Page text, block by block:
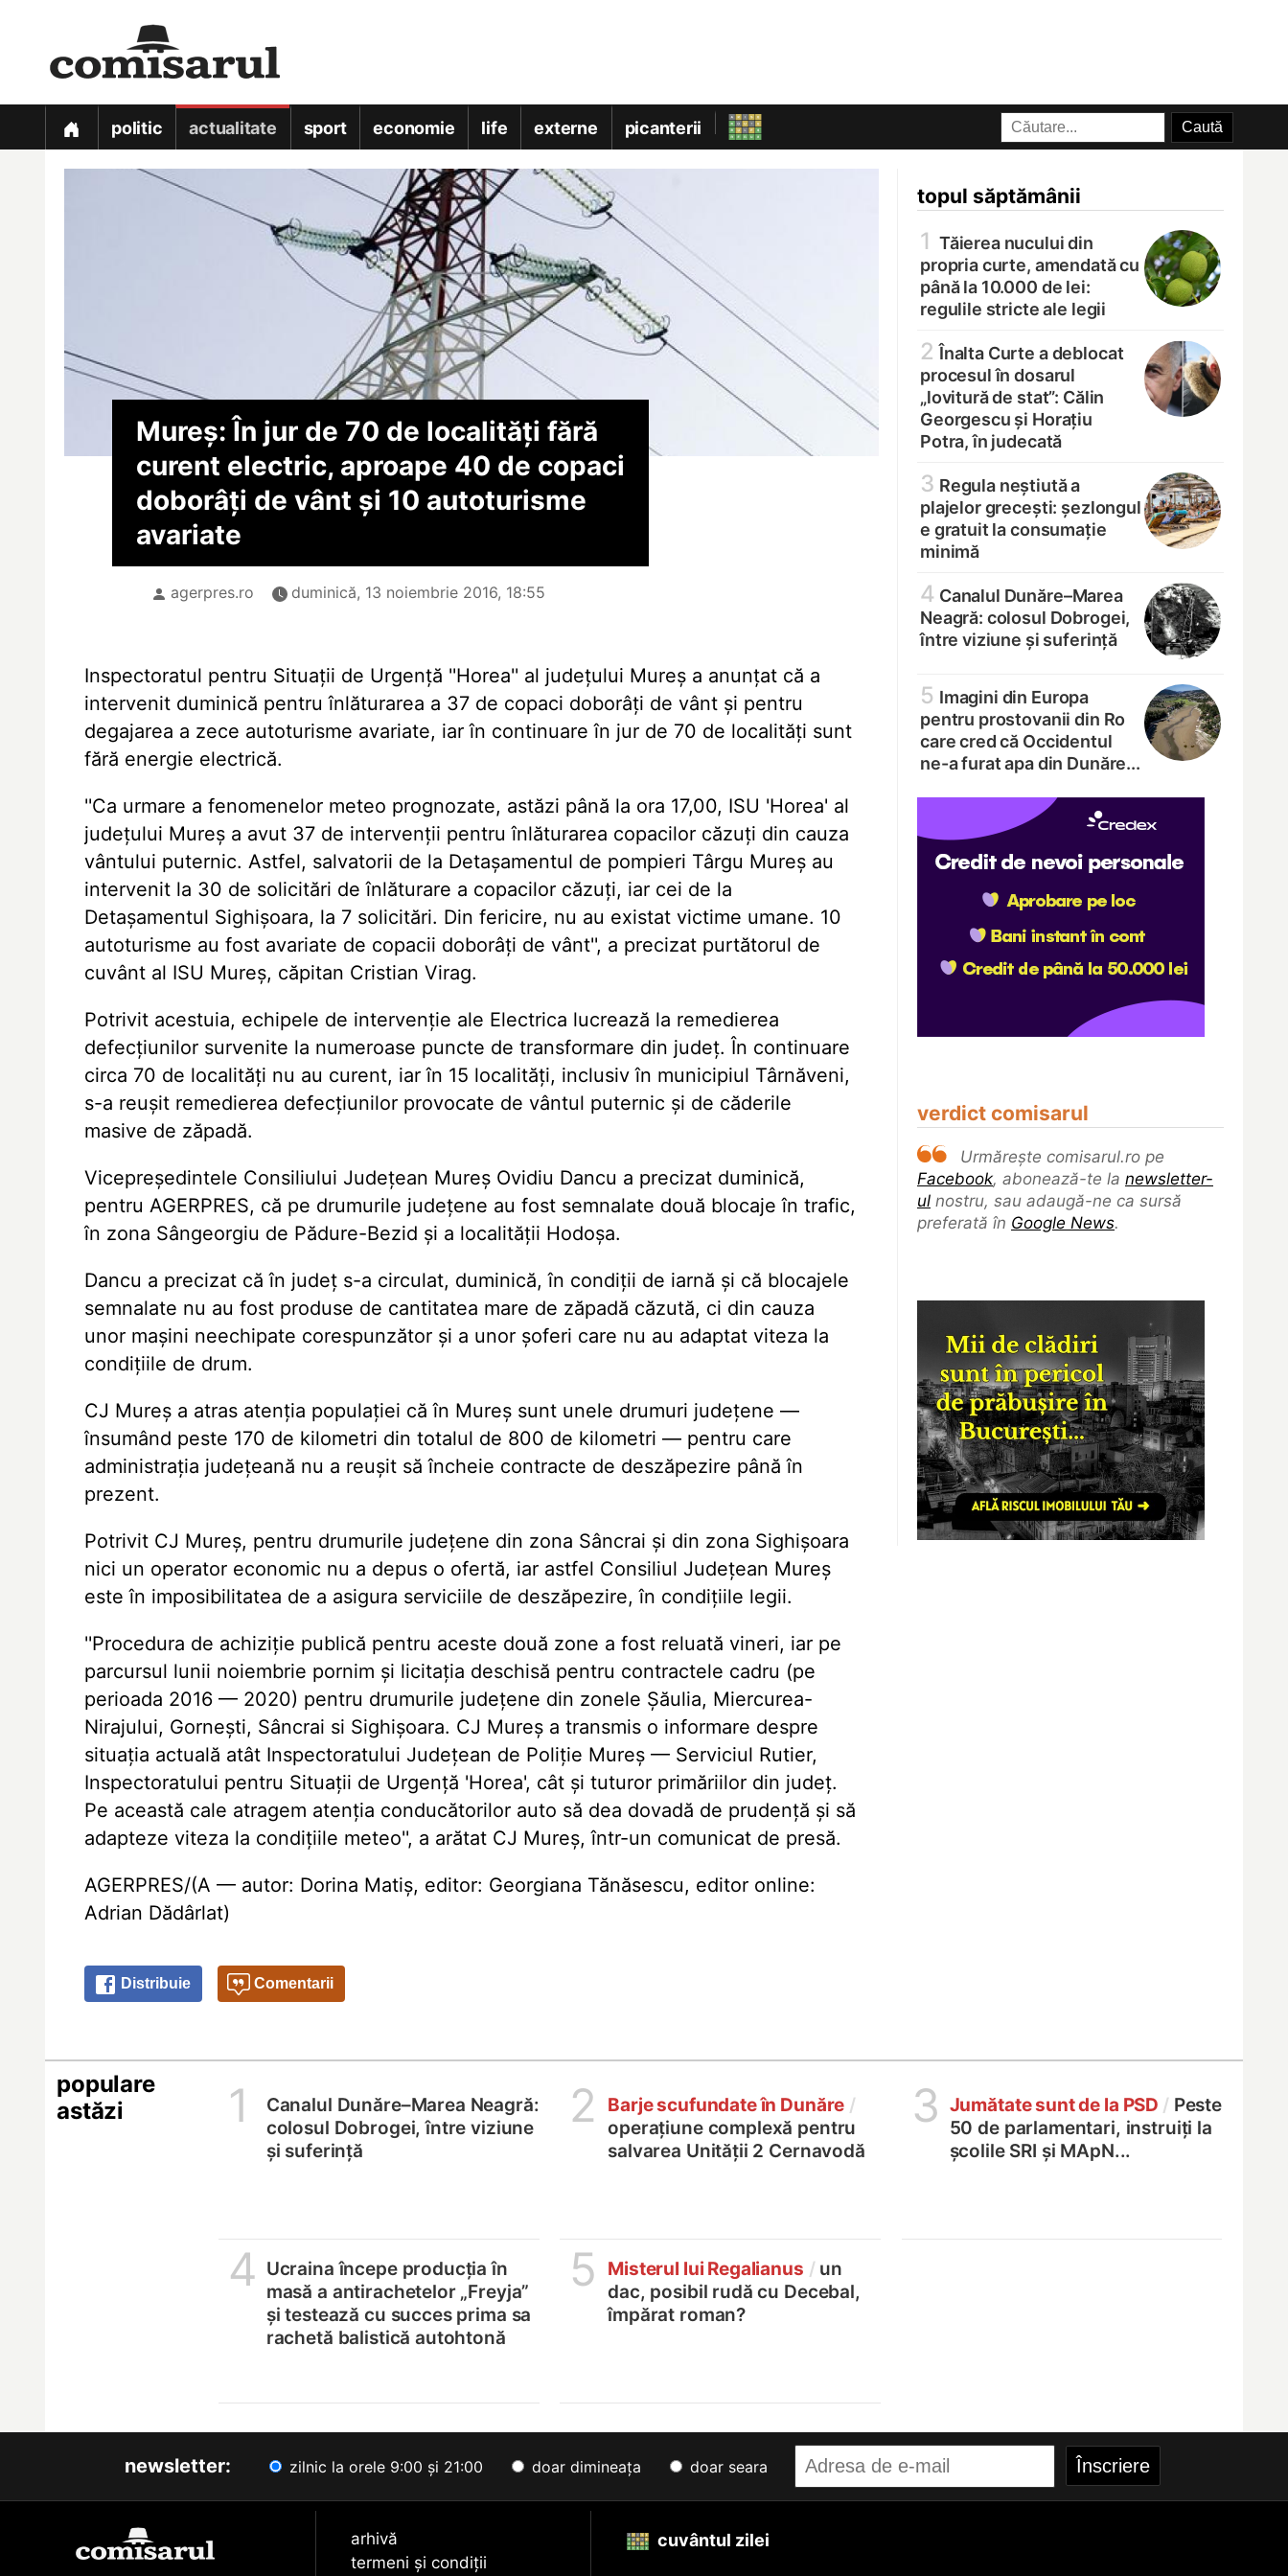
politic actualitate sport economie life externe picanterii
topul săptămânii
1 Tăierea nucului din
propria curte, amendată cu
până la 10.000 de lei:
regulile stricte ale legii
2 Înalta Curte a deblocat
procesul în dosarul
„lovitură de stat”: Călin
Georgescu și Horațiu
Potra, în judecată
3 Regula neștiută a
plajelor grecești: șezlongul
e gratuit la consumație
minimă
4 Canalul Dunăre–Marea
Neagră: colosul Dobrogei,
între viziune și suferință
5 Imagini din Europa
pentru prostovanii din Ro
care cred că Occidentul
ne-a furat apa din Dunăre...
verdict comisarul
Urmărește comisarul.ro pe
Facebook, abonează-te la newsletter-
ul nostru, sau adaugă-ne ca sursă
preferată în Google News.
Mureș: În jur de 70 de localități fără
curent electric, aproape 40 de copaci
doborâți de vânt și 10 autoturisme
avariate
agerpres.ro duminică, 13 noiembrie 2016, 18:55
Inspectoratul pentru Situații de Urgență ''Horea'' al județului Mureș a anunțat că a
intervenit duminică pentru înlăturarea a 37 de copaci doborâți de vânt și pentru
degajarea a zece autoturisme avariate, iar în continuare în jur de 70 de localități sunt
fără energie electrică.
''Ca urmare a fenomenelor meteo prognozate, astăzi până la ora 17,00, ISU 'Horea' al
județului Mureș a avut 37 de intervenții pentru înlăturarea copacilor căzuți din cauza
vântului puternic. Astfel, salvatorii de la Detașamentul de pompieri Târgu Mureș au
intervenit la 30 de solicitări de înlăturare a copacilor căzuți, iar cei de la
Detașamentul Sighișoara, la 7 solicitări. Din fericire, nu au existat victime umane. 10
autoturisme au fost avariate de copacii doborâți de vânt'', a precizat purtătorul de
cuvânt al ISU Mureș, căpitan Cristian Virag.
Potrivit acestuia, echipele de intervenție ale Electrica lucrează la remedierea
defecțiunilor survenite la numeroase puncte de transformare din județ. În continuare
circa 70 de localități nu au curent, iar în 15 localități, inclusiv în municipiul Târnăveni,
s-a reușit remedierea defecțiunilor provocate de vântul puternic și de căderile
masive de zăpadă.
Vicepreședintele Consiliului Județean Mureș Ovidiu Dancu a precizat duminică,
pentru AGERPRES, că pe drumurile județene au fost semnalate două blocaje în trafic,
în zona Sângeorgiu de Pădure-Bezid și a localității Hodoșa.
Dancu a precizat că în județ s-a circulat, duminică, în condiții de iarnă și că blocajele
semnalate nu au fost produse de cantitatea mare de zăpadă căzută, ci din cauza
unor mașini neechipate corespunzător și a unor șoferi care nu au adaptat viteza la
condițiile de drum.
CJ Mureș a atras atenția populației că în Mureș sunt unele drumuri județene —
însumând peste 170 de kilometri din totalul de 800 de kilometri — pentru care
administrația județeană nu a reușit să încheie contracte de deszăpezire până în
prezent.
Potrivit CJ Mureș, pentru drumurile județene din zona Sâncrai și din zona Sighișoara
nici un operator economic nu a depus o ofertă, iar astfel Consiliul Județean Mureș
este în imposibilitatea de a asigura serviciile de deszăpezire, în condițiile legii.
''Procedura de achiziție publică pentru aceste două zone a fost reluată vineri, iar pe
parcursul lunii noiembrie pornim și licitația deschisă pentru contractele cadru (pe
perioada 2016 — 2020) pentru drumurile județene din zonele Șăulia, Miercurea-
Nirajului, Gornești, Sâncrai si Sighișoara. CJ Mureș a transmis o informare despre
situația actuală atât Inspectoratului Județean de Poliție Mureș — Serviciul Rutier,
Inspectoratului pentru Situații de Urgență 'Horea', cât și tuturor primăriilor din județ.
Pe această cale atragem atenția conducătorilor auto să dea dovadă de prudență și să
adapteze viteza la condițiile meteo'', a arătat CJ Mureș, într-un comunicat de presă.
AGERPRES/(A — autor: Dorina Matiș, editor: Georgiana Tănăsescu, editor online:
Adrian Dădârlat)
Distribuie Comentarii
populare
astăzi
1
Canalul Dunăre–Marea Neagră:
colosul Dobrogei, între viziune
și suferință
2 Barje scufundate în Dunăre /
operațiune complexă pentru
salvarea Unității 2 Cernavodă
3 Jumătate sunt de la PSD / Peste
50 de parlamentari, instruiți la
școlile SRI și MApN...
4 Ucraina începe producția în
masă a antirachetelor „Freyja”
și testează cu succes prima sa
rachetă balistică autohtonă
5 Misterul lui Regalianus / un
dac, posibil rudă cu Decebal,
împărat roman?
newsletter: zilnic la orele 9:00 și 21:00 doar dimineața doar seara
arhivă
termeni și condiții
cuvântul zilei